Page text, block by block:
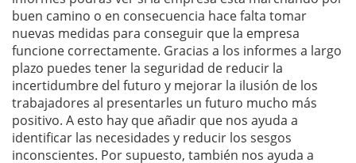
buen camino o en consecuencia hace falta tomar
nuevas medidas para conseguir que la empresa
funcione correctamente. Gracias a los informes a largo
plazo puedes tener la seguridad de reducir la
incertidumbre del futuro y mejorar la ilusión de los
trabajadores al presentarles un futuro mucho más
positivo. A esto hay que añadir que nos ayuda a
identificar las necesidades y reducir los sesgos
inconscientes. Por supuesto, también nos ayuda a